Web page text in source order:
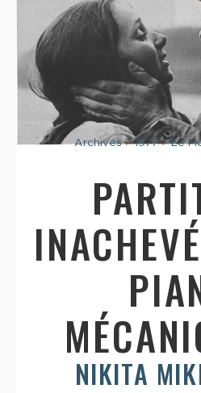
Archives>1977>Le
NIKITA